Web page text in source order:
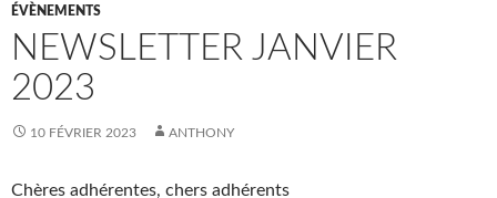
ÉVÈNEMENTS
NEWSLETTER JANVIER
2023
10 FÉVRIER 2023 ANTHONY
Chères adhérentes, chers adhérents